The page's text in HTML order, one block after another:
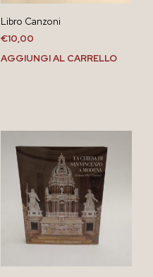
Libro Canzoni
€10,00
AGGIUNGI AL CARRELLO